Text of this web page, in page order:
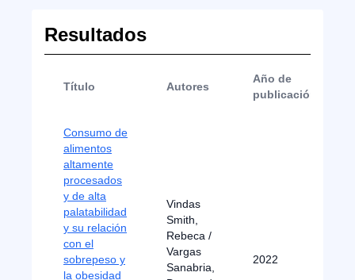
Resultados
Título Autores
Año de
publicación
Consumo de
alimentos
altamente
procesados
y de alta
palatabilidad
y su relación
con el
sobrepeso y
la obesidad
Vindas
Smith,
Rebeca /
Vargas
Sanabria,
2022